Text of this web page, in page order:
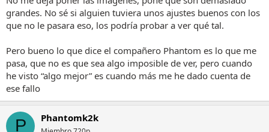
grandes. No sé si alguien tuviera unos ajustes buenos con los
que no le pasara eso, los podría probar a ver qué tal.
Pero bueno lo que dice el compañero Phantom es lo que me
pasa, que no es que sea algo imposible de ver, pero cuando
he visto “algo mejor” es cuando más me he dado cuenta de
ese fallo
P Phantomk2k